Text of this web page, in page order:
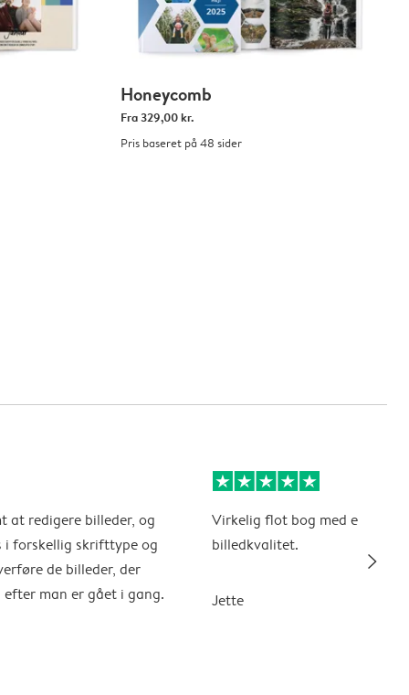
Honeycomb
Fra329,00 kr.
Pris baseret på 48 sider
at redigere billeder, og
i forskellig skrifttype og
de billeder, der
efter man er gået i gang.
Virkelig flot bog med en super
billedkvalitet.
Jette
slim_arrow_right